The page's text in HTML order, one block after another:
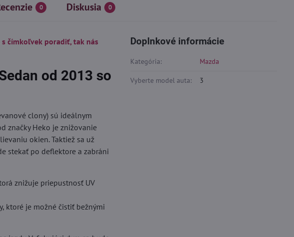
0 Diskusia 0
čímkoľvek poradiť, tak nás
od 2013 so
clony) sú ideálnym
značky Heko je znižovanie
okien. Taktiež sa už
stekať po deflektore a zabráni
znižuje priepustnosť UV
ktoré je možné čistiť bežnými
Doplnkové informácie
Kategória: Mazda
Vyberte model auta: 3